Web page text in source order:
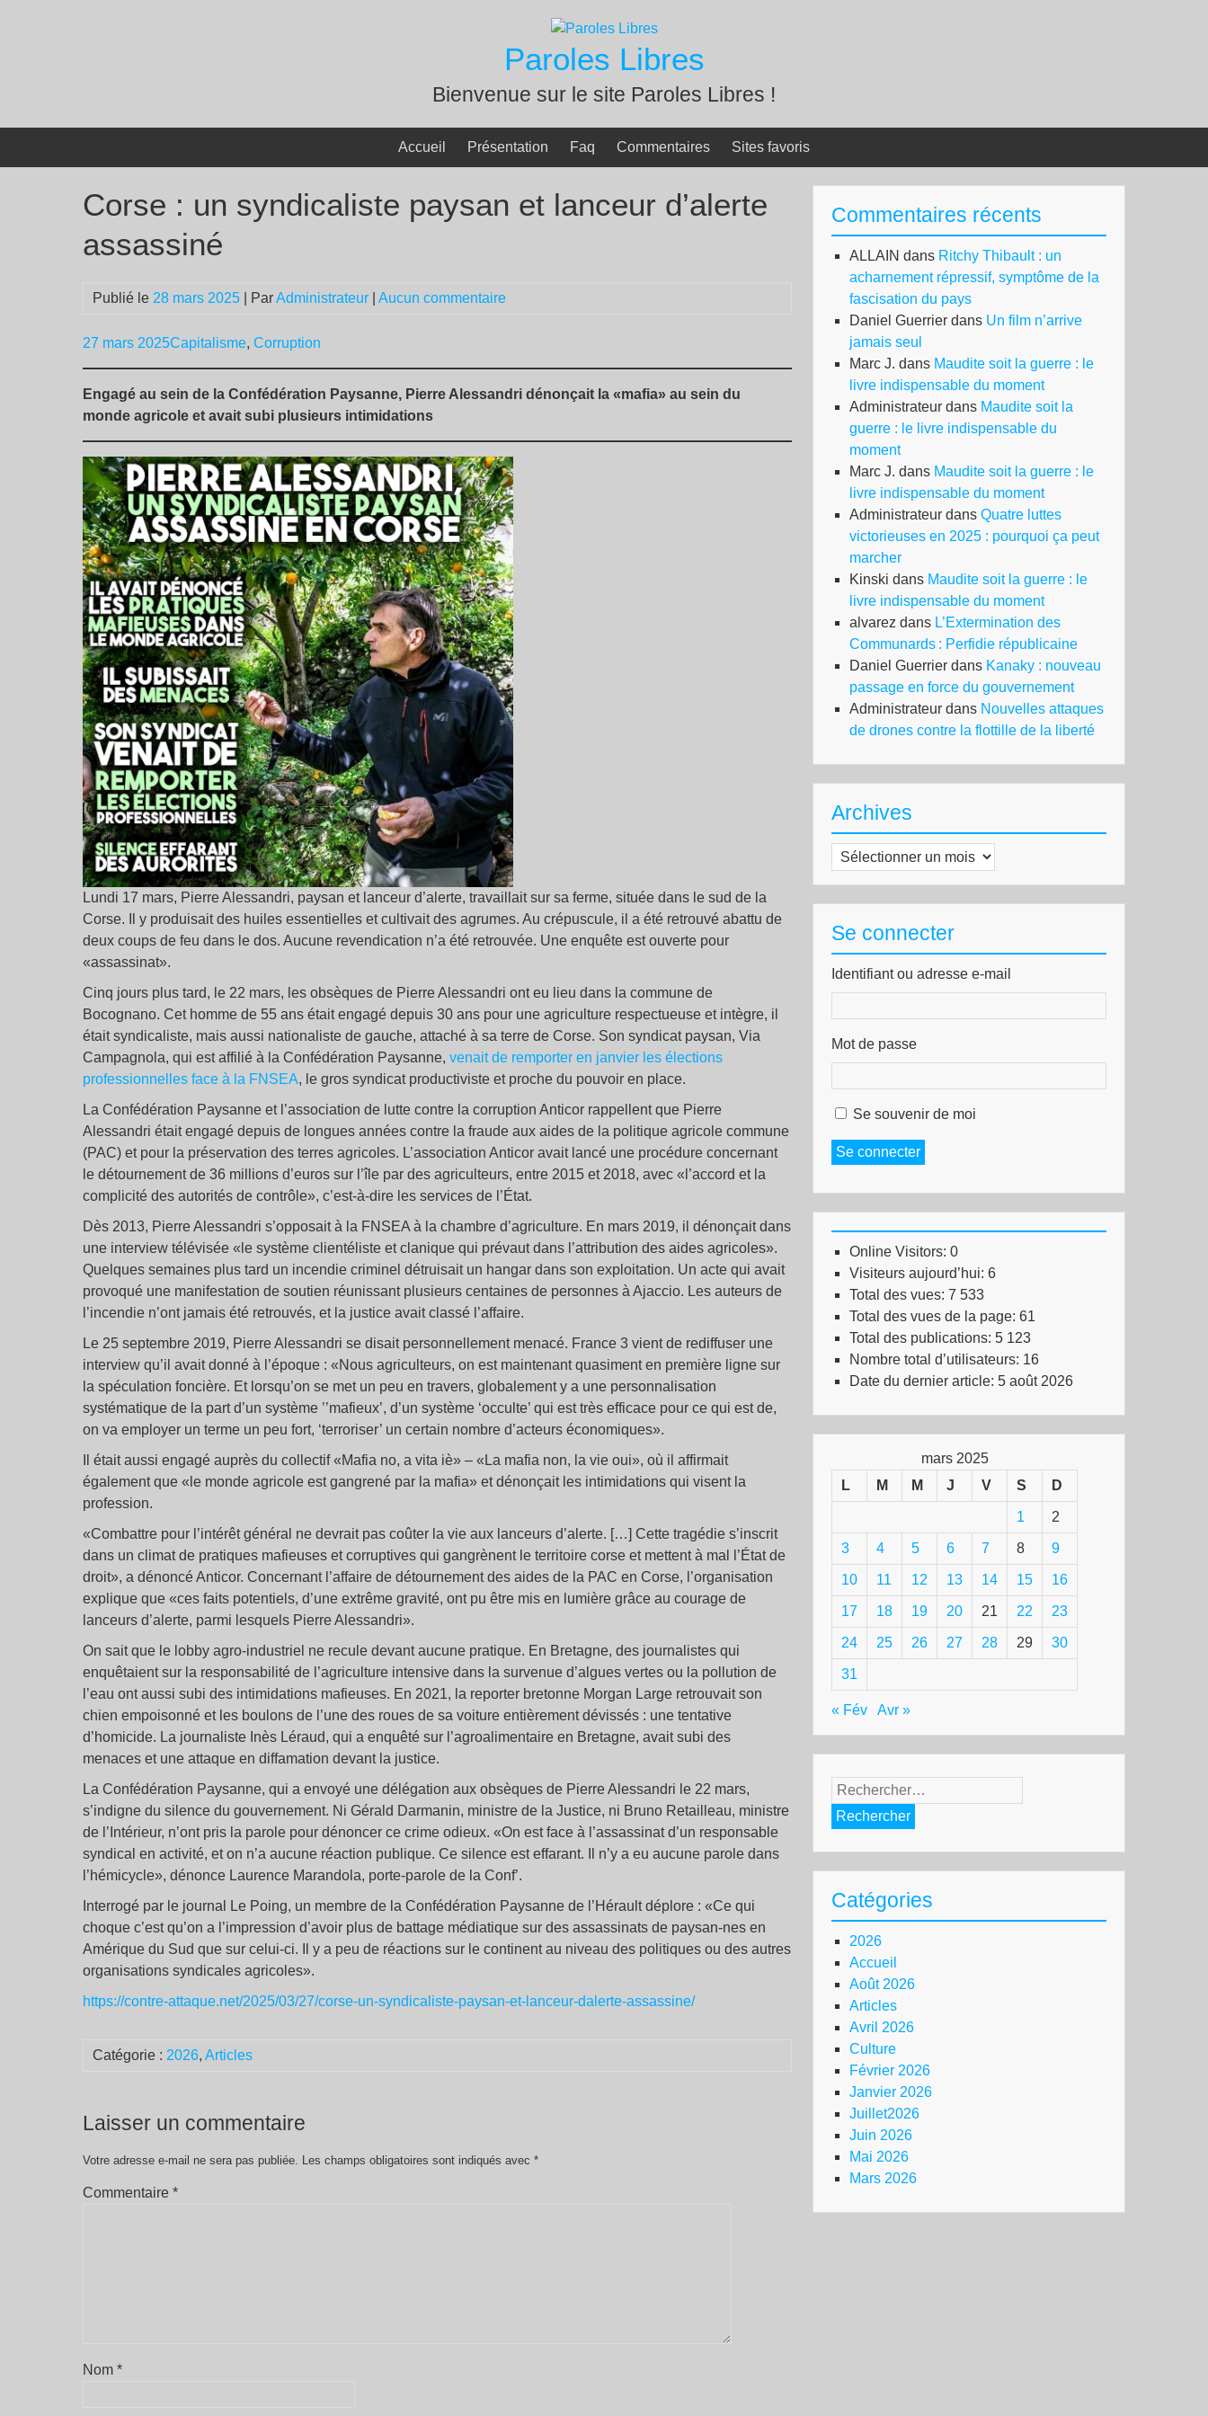
Paroles Libres
Bienvenue sur le site Paroles Libres !
Accueil Présentation Faq Commentaires Sites favoris
Corse : un syndicaliste paysan et lanceur d’alerte
assassiné
Publié le 28 mars 2025 | ParAdministrateur Aucun commentaire
27 mars 2025Capitalisme, Corruption
Engagé au sein de la Confédération Paysanne, Pierre Alessandri dénonçait la «mafia» au sein du
monde agricole et avait subi plusieurs intimidations
Lundi 17 mars, Pierre Alessandri, paysan et lanceur d’alerte, travaillait sur sa ferme, située dans le sud de la
Corse. Il y produisait des huiles essentielles et cultivait des agrumes. Au crépuscule, il a été retrouvé abattu de
deux coups de feu dans le dos. Aucune revendication n’a été retrouvée. Une enquête est ouverte pour
«assassinat».
Cinq jours plus tard, le 22 mars, les obsèques de Pierre Alessandri ont eu lieu dans la commune de
Bocognano. Cet homme de 55 ans était engagé depuis 30 ans pour une agriculture respectueuse et intègre, il
était syndicaliste, mais aussi nationaliste de gauche, attaché à sa terre de Corse. Son syndicat paysan, Via
Campagnola, qui est affilié à la Confédération Paysanne, venait de remporter en janvier les élections
professionnelles face à la FNSEA, le gros syndicat productiviste et proche du pouvoir en place.
La Confédération Paysanne et l’association de lutte contre la corruption Anticor rappellent que Pierre
Alessandri était engagé depuis de longues années contre la fraude aux aides de la politique agricole commune
(PAC) et pour la préservation des terres agricoles. L’association Anticor avait lancé une procédure concernant
le détournement de 36 millions d’euros sur l’île par des agriculteurs, entre 2015 et 2018, avec «l’accord et la
complicité des autorités de contrôle», c’est-à-dire les services de l’État.
Dès 2013, Pierre Alessandri s’opposait à la FNSEA à la chambre d’agriculture. En mars 2019, il dénonçait dans
une interview télévisée «le système clientéliste et clanique qui prévaut dans l’attribution des aides agricoles».
Quelques semaines plus tard un incendie criminel détruisait un hangar dans son exploitation. Un acte qui avait
provoqué une manifestation de soutien réunissant plusieurs centaines de personnes à Ajaccio. Les auteurs de
l’incendie n’ont jamais été retrouvés, et la justice avait classé l’affaire.
Le 25 septembre 2019, Pierre Alessandri se disait personnellement menacé. France 3 vient de rediffuser une
interview qu’il avait donné à l’époque : «Nous agriculteurs, on est maintenant quasiment en première ligne sur
la spéculation foncière. Et lorsqu’on se met un peu en travers, globalement y a une personnalisation
systématique de la part d’un système ’’mafieux’, d’un système ‘occulte’ qui est très efficace pour ce qui est de,
on va employer un terme un peu fort, ‘terroriser’ un certain nombre d’acteurs économiques».
Il était aussi engagé auprès du collectif «Mafia no, a vita iè» – «La mafia non, la vie oui», où il affirmait
également que «le monde agricole est gangrené par la mafia» et dénonçait les intimidations qui visent la
profession.
«Combattre pour l’intérêt général ne devrait pas coûter la vie aux lanceurs d’alerte. […] Cette tragédie s’inscrit
dans un climat de pratiques mafieuses et corruptives qui gangrènent le territoire corse et mettent à mal l’État de
droit», a dénoncé Anticor. Concernant l’affaire de détournement des aides de la PAC en Corse, l’organisation
explique que «ces faits potentiels, d’une extrême gravité, ont pu être mis en lumière grâce au courage de
lanceurs d’alerte, parmi lesquels Pierre Alessandri».
On sait que le lobby agro-industriel ne recule devant aucune pratique. En Bretagne, des journalistes qui
enquêtaient sur la responsabilité de l’agriculture intensive dans la survenue d’algues vertes ou la pollution de
l’eau ont aussi subi des intimidations mafieuses. En 2021, la reporter bretonne Morgan Large retrouvait son
chien empoisonné et les boulons de l’une des roues de sa voiture entièrement dévissés : une tentative
d’homicide. La journaliste Inès Léraud, qui a enquêté sur l’agroalimentaire en Bretagne, avait subi des
menaces et une attaque en diffamation devant la justice.
La Confédération Paysanne, qui a envoyé une délégation aux obsèques de Pierre Alessandri le 22 mars,
s’indigne du silence du gouvernement. Ni Gérald Darmanin, ministre de la Justice, ni Bruno Retailleau, ministre
de l’Intérieur, n’ont pris la parole pour dénoncer ce crime odieux. «On est face à l’assassinat d’un responsable
syndical en activité, et on n’a aucune réaction publique. Ce silence est effarant. Il n’y a eu aucune parole dans
l’hémicycle», dénonce Laurence Marandola, porte-parole de la Conf’.
Interrogé par le journal Le Poing, un membre de la Confédération Paysanne de l’Hérault déplore : «Ce qui
choque c’est qu’on a l’impression d’avoir plus de battage médiatique sur des assassinats de paysan-nes en
Amérique du Sud que sur celui-ci. Il y a peu de réactions sur le continent au niveau des politiques ou des autres
organisations syndicales agricoles».
https://contre-attaque.net/2025/03/27/corse-un-syndicaliste-paysan-et-lanceur-dalerte-assassine/
Catégorie : 2026, Articles
Laisser un commentaire
Votre adresse e-mail ne sera pas publiée. Les champs obligatoires sont indiqués avec *
Commentaire *
Nom *
Commentaires récents
ALLAIN dans Ritchy Thibault : un
acharnement répressif, symptôme de la
fascisation du pays
Daniel Guerrier dans Un film n’arrive
jamais seul
Marc J. dans Maudite soit la guerre : le
livre indispensable du moment
Administrateur dans Maudite soit la
guerre : le livre indispensable du
moment
Marc J. dans Maudite soit la guerre : le
livre indispensable du moment
Administrateur dans Quatre luttes
victorieuses en 2025 : pourquoi ça peut
marcher
Kinski dans Maudite soit la guerre : le
livre indispensable du moment
alvarez dans L’Extermination des
Communards : Perfidie républicaine
Daniel Guerrier dans Kanaky : nouveau
passage en force du gouvernement
Administrateur dans Nouvelles attaques
de drones contre la flottille de la liberté
Archives
Archives
Se connecter
Identifiant ou adresse e-mail
Mot de passe
Se souvenir de moi
Se connecter
Online Visitors: 0
Visiteurs aujourd’hui: 6
Total des vues: 7 533
Total des vues de la page: 61
Total des publications: 5 123
Nombre total d’utilisateurs: 16
Date du dernier article: 5 août 2026
mars 2025
L
M M J V S D
1 2
3 4 5 6 7 8 9
10 11 12 13 14 15 16
17 18 19 20 21 22 23
24 25 26 27 28 29 30
31
« Fév Avr »
Rechercher :
Catégories
2026
Accueil
Août 2026
Articles
Avril 2026
Culture
Février 2026
Janvier 2026
Juillet2026
Juin 2026
Mai 2026
Mars 2026